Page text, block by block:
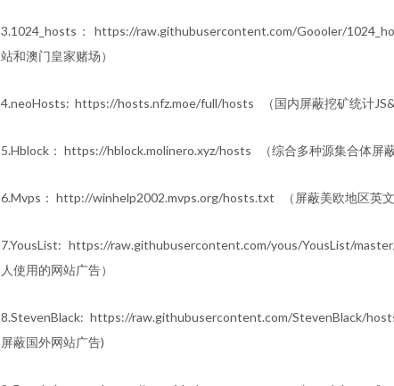
3.1024_hosts： https://raw.githubusercontent.com/Goooler/
站和澳门皇家赌场）
4.neoHosts: https://hosts.nfz.moe/full/hosts （国内屏蔽挖矿统计
5.Hblock： https://hblock.molinero.xyz/hosts （综合多种源集合体屏蔽
6.Mvps： http://winhelp2002.mvps.org/hosts.txt （屏蔽美欧地区英文
7.YousList: https://raw.githubusercontent.com/yous/YousList/
人使用的网站广告）
8.StevenBlack: https://raw.githubusercontent.com/StevenBlack/
屏蔽国外网站广告)